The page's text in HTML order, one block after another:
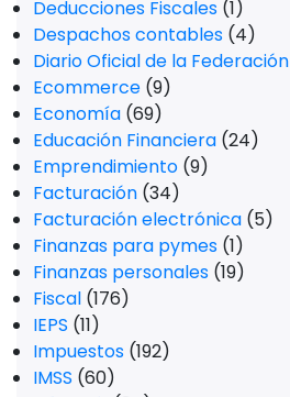
Deducciones Fiscales (1)
Despachos contables (4)
Diario Oficial de la Federación
Ecommerce (9)
Economía (69)
Educación Financiera (24)
Emprendimiento (9)
Facturación (34)
Facturación electrónica (5)
Finanzas para pymes (1)
Finanzas personales (19)
Fiscal (176)
IEPS (11)
Impuestos (192)
IMSS (60)